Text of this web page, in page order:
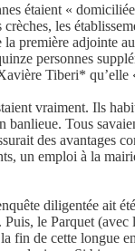
étaient «
les
la première adjointe
personnes
Tiberi* qu’elle
vraiment. Ils
banlieue. Tous
des avantages
un emploi à la
diligentée ait
Puis, le Parquet (avec
fin de cette longue